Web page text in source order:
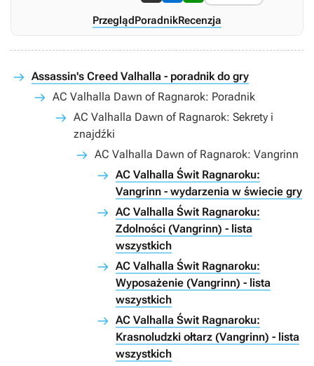
PrzeglądPoradnikRecenzja
Assassin's Creed Valhalla - poradnik do gry
AC Valhalla Dawn of Ragnarok: Poradnik
AC Valhalla Dawn of Ragnarok: Sekrety i
znajdźki
AC Valhalla Dawn of Ragnarok: Vangrinn
AC Valhalla Świt Ragnaroku:
Vangrinn - wydarzenia w świecie gry
AC Valhalla Świt Ragnaroku:
Zdolności (Vangrinn) - lista
wszystkich
AC Valhalla Świt Ragnaroku:
Wyposażenie (Vangrinn) - lista
wszystkich
AC Valhalla Świt Ragnaroku:
Krasnoludzki ołtarz (Vangrinn) - lista
wszystkich